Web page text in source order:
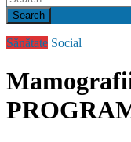
Search
Sănătate Social